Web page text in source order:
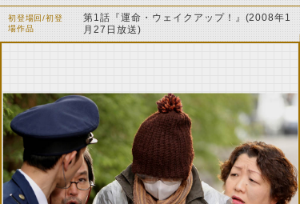
初登場回/初登
場作品
第1話『運命・ウェイクアップ！』(2008年1
月27日放送)